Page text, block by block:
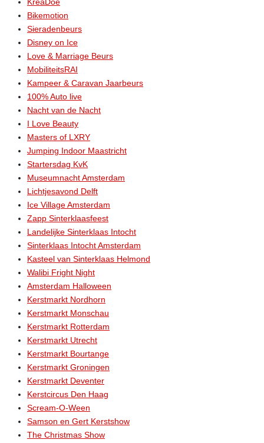
Bikemotion
Sieradenbeurs
Disney on Ice
Love & Marriage Beurs
MobiliteitsRAI
Kampeer & Caravan Jaarbeurs
100% Auto live
Nacht van de Nacht
I Love Beauty
Masters of LXRY
Jumping Indoor Maastricht
Startersdag KvK
Museumnacht Amsterdam
Lichtjesavond Delft
Ice Village Amsterdam
Zapp Sinterklaasfeest
Landelijke Sinterklaas Intocht
Sinterklaas Intocht Amsterdam
Kasteel van Sinterklaas Helmond
Walibi Fright Night
Amsterdam Halloween
Kerstmarkt Nordhorn
Kerstmarkt Monschau
Kerstmarkt Rotterdam
Kerstmarkt Utrecht
Kerstmarkt Bourtange
Kerstmarkt Groningen
Kerstmarkt Deventer
Kerstcircus Den Haag
Scream-O-Ween
Samson en Gert Kerstshow
The Christmas Show